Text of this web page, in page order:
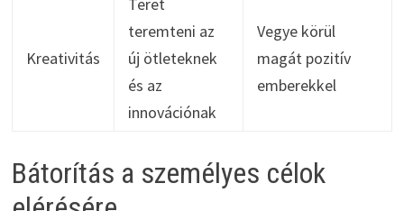
Kreativitás
Teret
teremteni az
új ötleteknek
és az
innovációnak
Vegye körül
magát pozitív
emberekkel
Bátorítás a személyes célok